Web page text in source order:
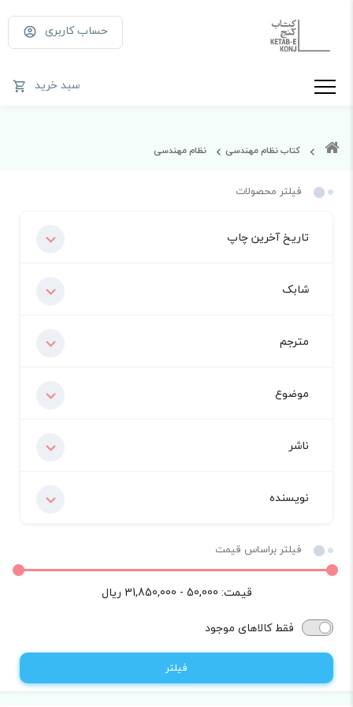
حساب کاربری
سبد خرید
کتاب نظام مهندسی نظام مهندسی
فیلتر محصولات
تاریخ آخرین چاپ
شابک
مترجم
موضوع
ناشر
نویسنده
فیلتر براساس قیمت
قیمت: 50,000 - 31,850,000
ریال
فقط کالاهای موجود
فیلتر